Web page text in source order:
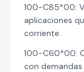
100-C85*00:
aplicaciones
corriente.
100-C60*00:
con